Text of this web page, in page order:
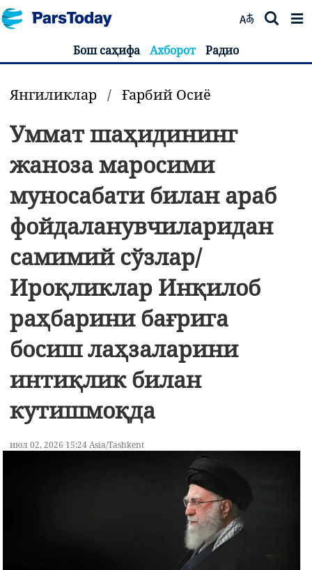
Бош саҳифа Ахборот Радио
Янгиликлар / Ғарбий Осиё
Уммат шаҳидининг
жаноза маросими
муносабати билан араб
фойдаланувчиларидан
самимий сўзлар/
Ироқликлар Инқилоб
раҳбарини бағрига
босиш лаҳзаларини
интиқлик билан
кутишмоқда
июл 02, 2026 15:24 Asia/Tashkent